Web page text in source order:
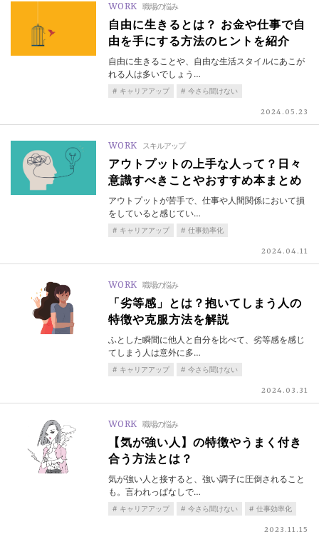
WORK 職場の悩み
自由に生きるとは？ お金や仕事で自
由を手にする方法のヒントを紹介
自由に生きることや、自由な生活スタイルにあこが
れる人は多いでしょう…
キャリアアップ 今さら聞けない
2024.05.23
WORK スキルアップ
アウトプットの上手な人って？日々
意識すべきことやおすすめ本まとめ
アウトプットが苦手で、仕事や人間関係において損
をしていると感じてい…
キャリアアップ 仕事効率化
2024.04.11
WORK 職場の悩み
「劣等感」とは？抱いてしまう人の
特徴や克服方法を解説
ふとした瞬間に他人と自分を比べて、劣等感を感じ
てしまう人は意外に多…
キャリアアップ 今さら聞けない
2024.03.31
WORK 職場の悩み
【気が強い人】の特徴やうまく付き
合う方法とは？
気が強い人と接すると、強い調子に圧倒されること
も。言われっぱなしで…
キャリアアップ 今さら聞けない 仕事効率化
2023.11.15